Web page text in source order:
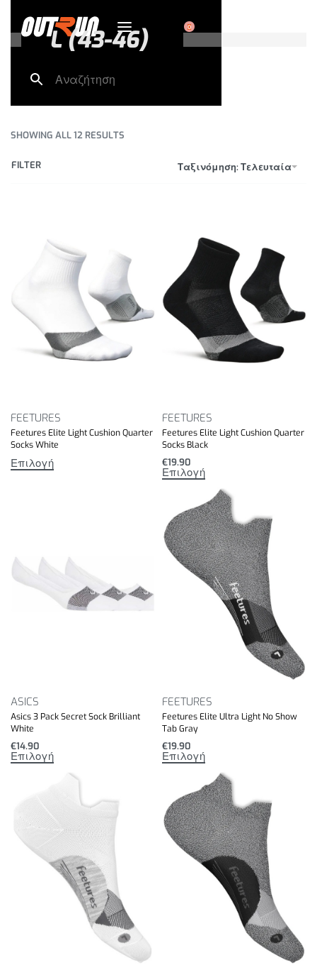
0
L (43-46)
SHOWING ALL 12 RESULTS
Ταξινόμηση: Τελευταία
FILTER
FEETURES
Feetures Elite Light Cushion Quarter
Socks White
Επιλογή
FEETURES
Feetures Elite Light Cushion Quarter
Socks Black
€19.90
Επιλογή
ASICS
Asics 3 Pack Secret Sock Brilliant
White
€14.90
Επιλογή
FEETURES
Feetures Elite Ultra Light No Show
Tab Gray
€19.90
Επιλογή